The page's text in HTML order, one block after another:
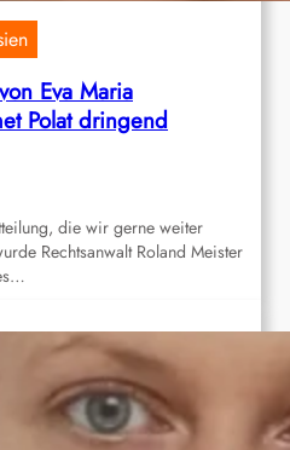
Eva Maria
Polat dringend
die wir gerne weiter
Rechtsanwalt Roland Meister